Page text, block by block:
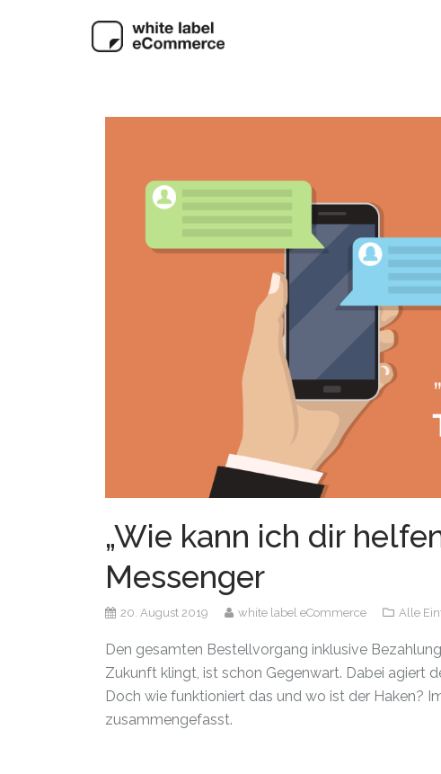
„Wie kann ich dir
Messenger
20. August 2019 white label eCommerce Alle
Den gesamten Bestellvorgang inklusive
Zukunft klingt, ist schon Gegenwart. Dabei agiert
Doch wie funktioniert das und wo ist der Haken?
zusammengefasst.